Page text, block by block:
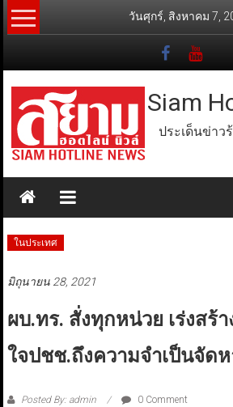
Skip
to
วันศุกร์, สิงหาคม 7,
Siam
ประเด็นข่าว
ในประเทศ
มิถุนายน 28, 2021
ผบ.ทร. สั่งทุกหน่วย เร่งสร้า
ใจปชช.ถึงความจำเป็นจัดห
Posted By: admin 0 Comment